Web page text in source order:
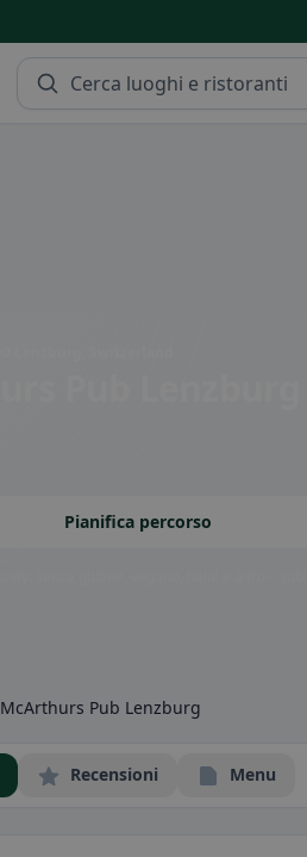
Pianifica percorso
McArthurs Pub Lenzburg
Recensioni Menu